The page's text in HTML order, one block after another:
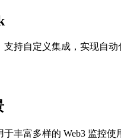
支持自定义集成，实现自动
于丰富多样的 Web3 监控使